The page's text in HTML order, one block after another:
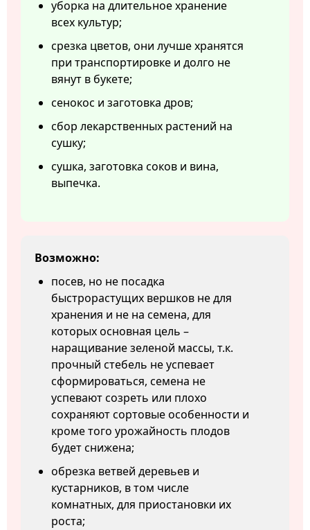
уборка на длительное хранение
всех культур;
срезка цветов, они лучше хранятся
при транспортировке и долго не
вянут в букете;
сенокос и заготовка дров;
сбор лекарственных растений на
сушку;
сушка, заготовка соков и вина,
выпечка.
Возможно:
посев, но не посадка
быстрорастущих вершков не для
хранения и не на семена, для
которых основная цель –
наращивание зеленой массы, т.к.
прочный стебель не успевает
сформироваться, семена не
успевают созреть или плохо
сохраняют сортовые особенности и
кроме того урожайность плодов
будет снижена;
обрезка ветвей деревьев и
кустарников, в том числе
комнатных, для приостановки их
роста;